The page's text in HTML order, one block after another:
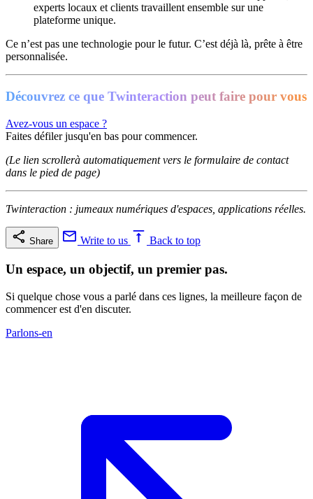
experts locaux et clients travaillent ensemble sur une
plateforme unique.
Ce n’est pas une technologie pour le futur. C’est déjà là, prête à être
personnalisée.
Découvrez ce que Twinteraction peut faire pour vous
Avez-vous un espace ?
Faites défiler jusqu'en bas pour commencer.
(Le lien scrollerà automatiquement vers le formulaire de contact
dans le pied de page)
Twinteraction : jumeaux numériques d'espaces, applications réelles.
Share Write to us Back to top
Un espace, un objectif, un premier pas.
Si quelque chose vous a parlé dans ces lignes, la meilleure façon de
commencer est d'en discuter.
Parlons-en